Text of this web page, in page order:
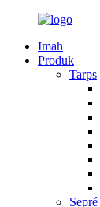
Imah
Produk
Tarps
Sepré